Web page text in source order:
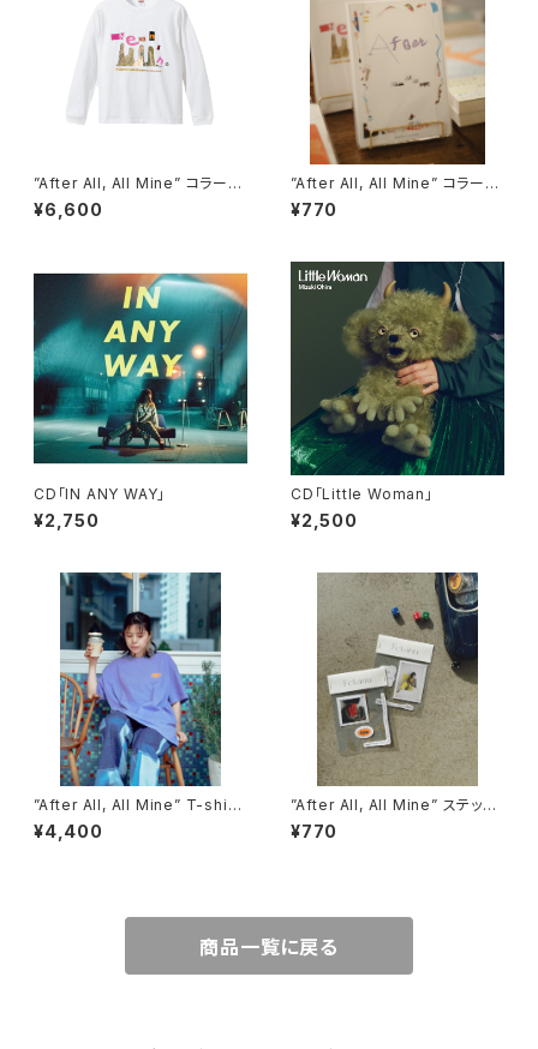
”After All, All Mine” コラージ
ュ ロンT ( 10種類× 5サイズ )
¥6,600
”After All, All Mine” コラージ
ュ ポストカード
¥770
CD「IN ANY WAY」
¥2,750
CD「Little Woman」
¥2,500
”After All, All Mine” T-shirt
s
¥4,400
”After All, All Mine” ステッカ
ー
¥770
商品一覧に戻る